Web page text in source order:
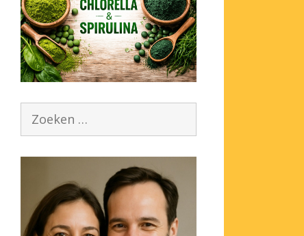
Zoek